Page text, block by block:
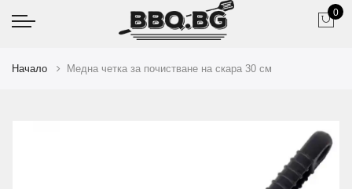
0
Начало Медна четка за почистване на скара 30 см